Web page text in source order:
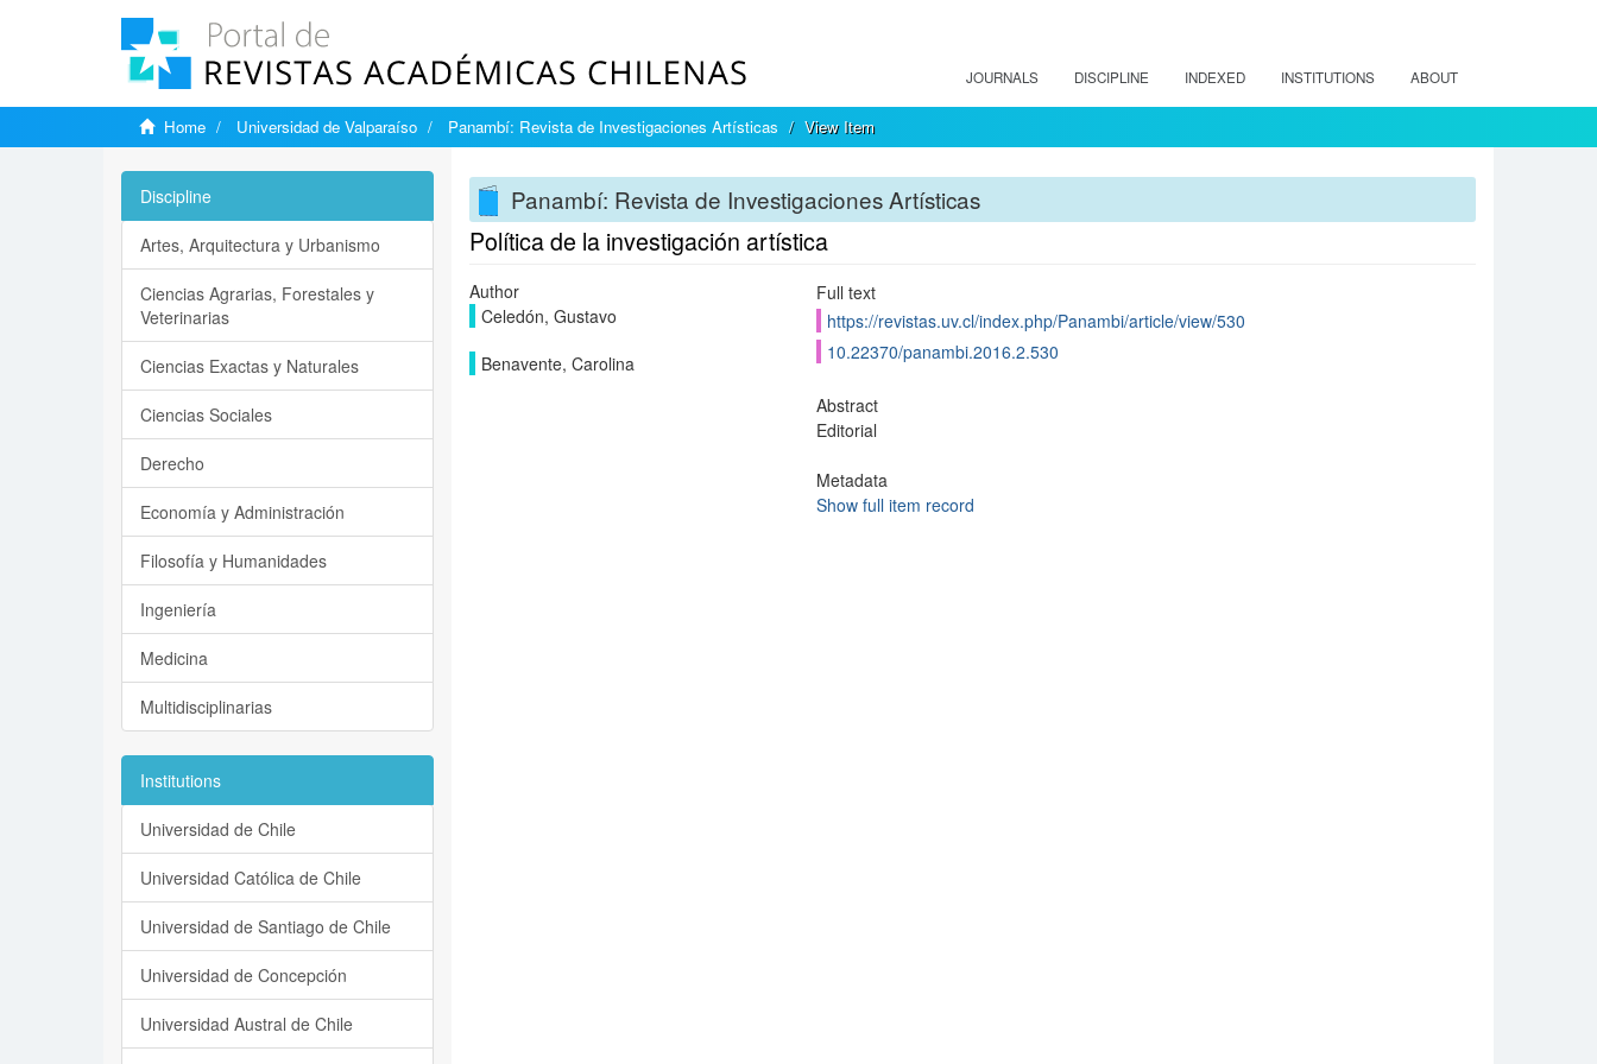
JOURNALS DISCIPLINE INDEXED INSTITUTIONS ABOUT
Home Universidad de Valparaíso Panambí: Revista de Investigaciones Artísticas View Item
Panambí: Revista de Investigaciones Artísticas
Política de la investigación artística
Author
Celedón, Gustavo
Benavente, Carolina
Full text
https://revistas.uv.cl/index.php/Panambi/article/view/530
10.22370/panambi.2016.2.530
Abstract
Editorial
Metadata
Show full item record
Discipline
Artes, Arquitectura y Urbanismo
Ciencias Agrarias, Forestales y
Veterinarias
Ciencias Exactas y Naturales
Ciencias Sociales
Derecho
Economía y Administración
Filosofía y Humanidades
Ingeniería
Medicina
Multidisciplinarias
Institutions
Universidad de Chile
Universidad Católica de Chile
Universidad de Santiago de Chile
Universidad de Concepción
Universidad Austral de Chile